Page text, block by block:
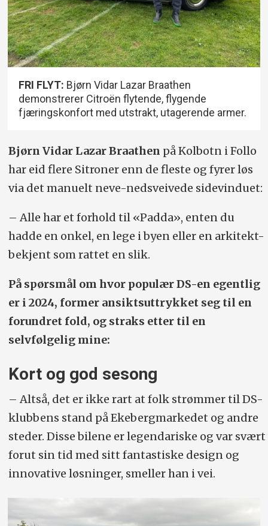
FRI FLYT: Bjørn Vidar Lazar Braathen
demonstrerer Citroën flytende, flygende
fjæringskonfort med utstrakt, utagerende armer.
Bjørn Vidar Lazar Braathen på Kolbotn i Follo
har eid flere Sitroner enn de fleste og fyrer løs
via det manuelt neve-nedsveivede sidevinduet:
– Alle har et forhold til «Padda», enten du
hadde en onkel, en lege i byen eller en arkitekt-
bekjent som rattet en slik.
På spørsmål om hvor populær DS-en egentlig
er i 2024, former ansiktsuttrykket seg til en
forundret fold, og straks etter til en
selvfølgelig mine:
Kort og god sesong
– Altså, det er ikke rart at folk strømmer til DS-
klubbens stand på Ekebergmarkedet og andre
steder. Disse bilene er legendariske og var svært
forut sin tid med sitt fantastiske design og
innovative løsninger, smeller han i vei.